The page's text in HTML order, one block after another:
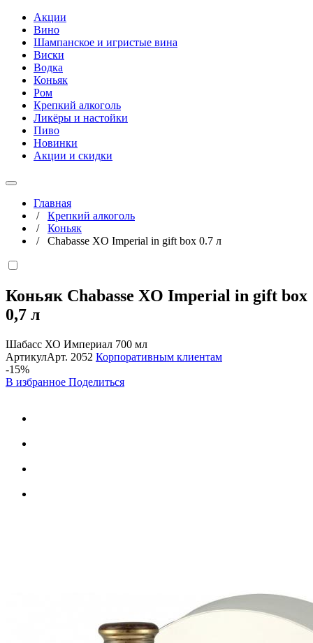
Акции
Вино
Шампанское и игристые вина
Виски
Водка
Коньяк
Ром
Крепкий алкоголь
Ликёры и настойки
Пиво
Новинки
Акции и скидки
Главная
/ Крепкий алкоголь
/ Коньяк
/ Chabasse XO Imperial in gift box 0.7 л
Коньяк Chabasse XO Imperial in gift box
0,7 л
Шабасс ХО Империал 700 мл
АртикулАрт. 2052 Корпоративным клиентам
-15%
В избранное Поделиться